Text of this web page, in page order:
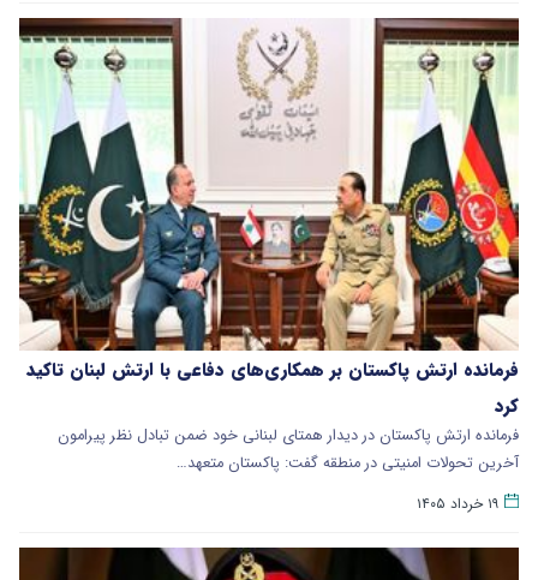
فرمانده ارتش پاکستان بر همکاری‌های دفاعی با ارتش لبنان تاکید
کرد
فرمانده ارتش پاکستان در دیدار همتای لبنانی خود ضمن تبادل نظر پیرامون
آخرین تحولات امنیتی در منطقه گفت: پاکستان متعهد…
۱۹ خرداد ۱۴۰۵